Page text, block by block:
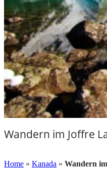
Wandern im Joffre
Home » Kanada » Wandern